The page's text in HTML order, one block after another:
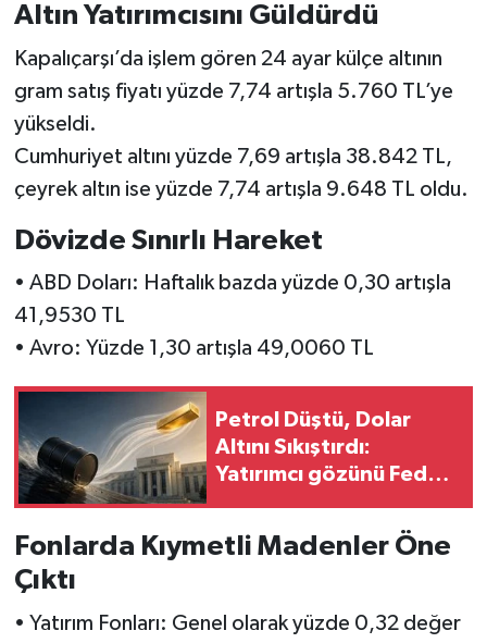
Altın Yatırımcısını Güldürdü
Kapalıçarşı’da işlem gören 24 ayar külçe altının
gram satış fiyatı yüzde 7,74 artışla 5.760 TL’ye
yükseldi.
Cumhuriyet altını yüzde 7,69 artışla 38.842 TL,
çeyrek altın ise yüzde 7,74 artışla 9.648 TL oldu.
Dövizde Sınırlı Hareket
• ABD Doları: Haftalık bazda yüzde 0,30 artışla
41,9530 TL
• Avro: Yüzde 1,30 artışla 49,0060 TL
Petrol Düştü, Dolar
Altını Sıkıştırdı:
Yatırımcı gözünü Fed
Fonlarda Kıymetli Madenler Öne
Çıktı
• Yatırım Fonları: Genel olarak yüzde 0,32 değer